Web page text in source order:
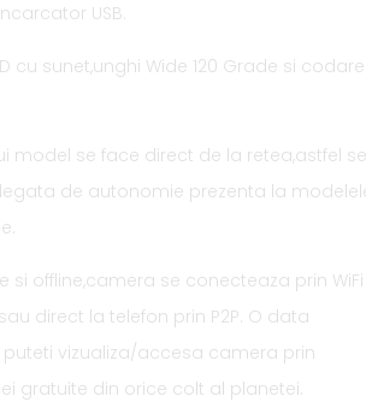
USB.
cu sunet,unghi Wide 120 Grade si codare
model se face direct de la retea,astfel se
de autonomie prezenta la
si offline,camera se conecteaza prin
direct la telefon prin P2P. O data
vizualiza/accesa camera prin
gratuite din orice colt al planetei.